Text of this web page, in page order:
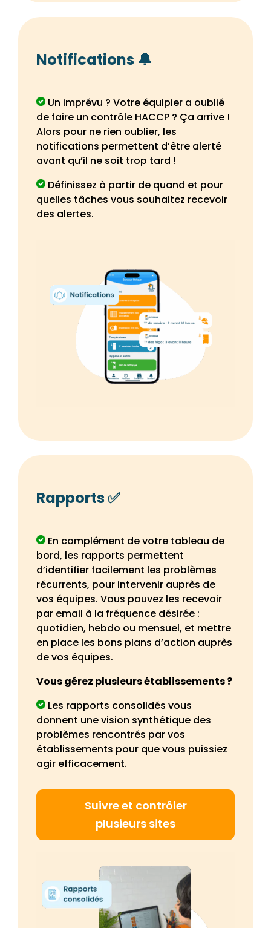
Notifications 🔔
Un imprévu ? Votre équipier a oublié
de faire un contrôle HACCP ? Ça arrive !
Alors pour ne rien oublier, les
notifications permettent d’être alerté
avant qu’il ne soit trop tard !
Définissez à partir de quand et pour
quelles tâches vous souhaitez recevoir
des alertes.
Rapports ✅
En complément de votre tableau de
bord, les rapports permettent
d’identifier facilement les problèmes
récurrents, pour intervenir auprès de
vos équipes. Vous pouvez les recevoir
par email à la fréquence désirée :
quotidien, hebdo ou mensuel, et mettre
en place les bons plans d’action auprès
de vos équipes.
Vous gérez plusieurs établissements ?
Les rapports consolidés vous
donnent une vision synthétique des
problèmes rencontrés par vos
établissements pour que vous puissiez
agir efficacement.
Suivre et contrôler
plusieurs sites